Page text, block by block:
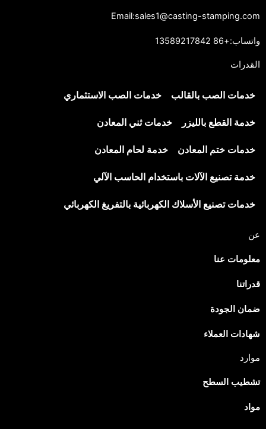
Email:sales1@casting-stamping.com
واتساب:+86 13589217842
القدرات
خدمات الصب بالقالب خدمات الصب الاستثماري
خدمة القطع بالليزر خدمات ثني المعادن
خدمات ختم المعادن خدمة لحام المعادن
خدمة تصنيع الآلات باستخدام الحاسب الآلي
خدمات تصنيع الأسلاك الكهربائية بالتفريغ الكهربائي
عن
معلومات عنا
قدراتنا
ضمان الجودة
شهادات العملاء
موارد
تشطيب السطح
مواد
Italian
Spanish